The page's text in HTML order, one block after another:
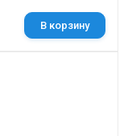
В корзину